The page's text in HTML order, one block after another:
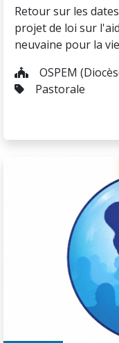
Retour sur les
projet de loi sur
neuvaine pour la
OSPEM
Pastorale